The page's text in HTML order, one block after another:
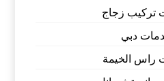
تركيب زجاج
دبي
راس الخيمة